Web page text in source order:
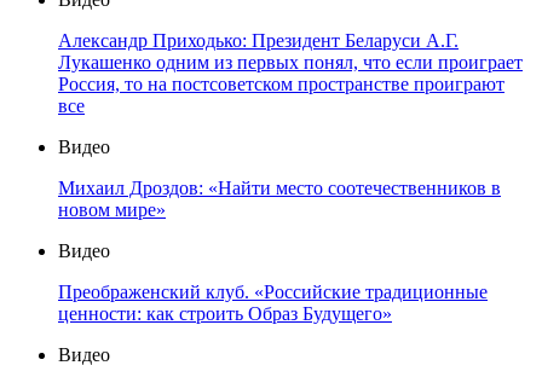
Александр Приходько: Президент Беларуси А.Г.
Лукашенко одним из первых понял, что если проиграет
Россия, то на постсоветском пространстве проиграют
все
Видео
Михаил Дроздов: «Найти место соотечественников в
новом мире»
Видео
Преображенский клуб. «Российские традиционные
ценности: как строить Образ Будущего»
Видео